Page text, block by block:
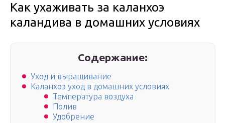
Как ухаживать за каланхоэ
каландива в домашних условиях
Содержание:
Уход и выращивание
Каланхоэ уход в домашних условиях
Температура воздуха
Полив
Удобрение